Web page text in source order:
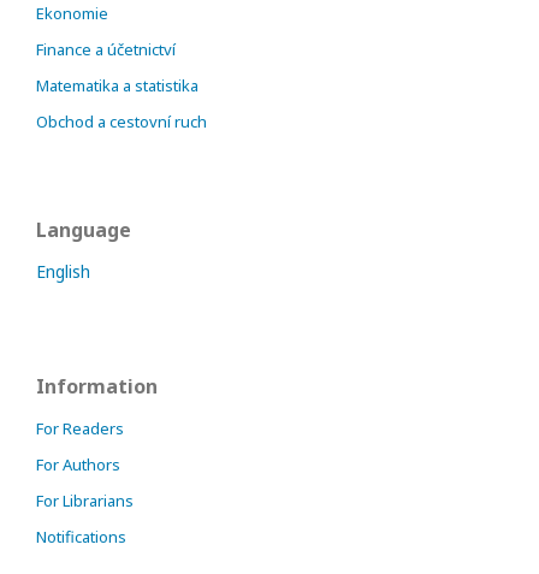
Ekonomie
Finance a účetnictví
Matematika a statistika
Obchod a cestovní ruch
Language
English
Information
For Readers
For Authors
For Librarians
Notifications